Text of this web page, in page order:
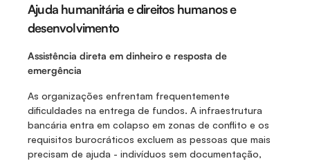
Ajuda humanitária e direitos humanos e
desenvolvimento
Assistência direta em dinheiro e resposta de
emergência
As organizações enfrentam frequentemente
dificuldades na entrega de fundos. A infraestrutura
bancária entra em colapso em zonas de conflito e os
requisitos burocráticos excluem as pessoas que mais
precisam de ajuda - indivíduos sem documentação,